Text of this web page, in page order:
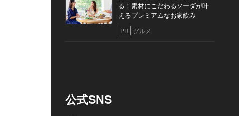
る！素材にこだわるソーダが叶
えるプレミアムなお家飲み
PR グルメ
公式SNS